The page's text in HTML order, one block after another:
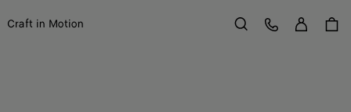
Craft in Motion Rechercher
Service ClientSe